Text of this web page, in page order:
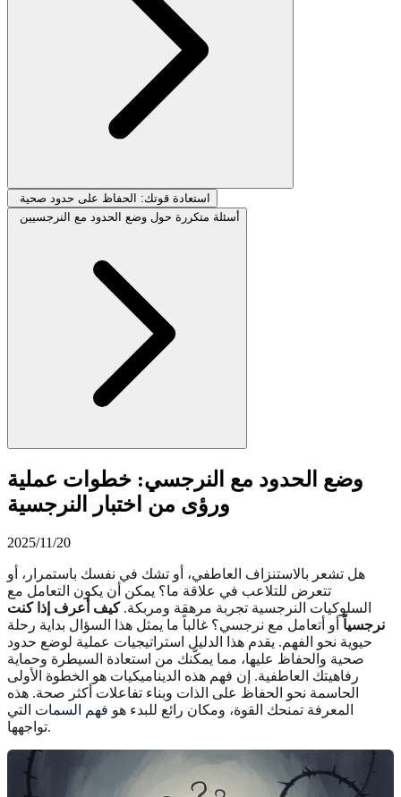
استعادة قوتك: الحفاظ على حدود صحية
أسئلة متكررة حول وضع الحدود مع النرجسيين
وضع الحدود مع النرجسي: خطوات عملية
ورؤى من اختبار النرجسية
2025/11/20
هل تشعر بالاستنزاف العاطفي، أو تشك في نفسك باستمرار، أو
تتعرض للتلاعب في علاقة ما؟ يمكن أن يكون التعامل مع
السلوكيات النرجسية تجربة مرهقة ومربكة.كيف أعرف إذا كنت
نرجسياً أو أتعامل مع نرجسي؟ غالباً ما يمثل هذا السؤال بداية رحلة
حيوية نحو الفهم. يقدم هذا الدليل استراتيجيات عملية لوضع حدود
صحية والحفاظ عليها، مما يمكّنك من استعادة السيطرة وحماية
رفاهيتك العاطفية. إن فهم هذه الديناميكيات هو الخطوة الأولى
الحاسمة نحو الحفاظ على الذات وبناء تفاعلات أكثر صحة. هذه
المعرفة تمنحك القوة، ومكان رائع للبدء هو فهم السمات التي
تواجهها.